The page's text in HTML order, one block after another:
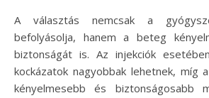
A választás nemcsak a
befolyásolja, hanem a beteg
biztonságát is. Az injekciók
kockázatok nagyobbak lehetnek, míg
kényelmesebb és biztonságosabb